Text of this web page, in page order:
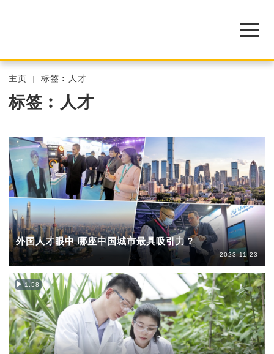
主页 标签︰人才
标签︰人才
外国人才眼中 哪座中国城市最具吸引力？
2023-11-23
1:58